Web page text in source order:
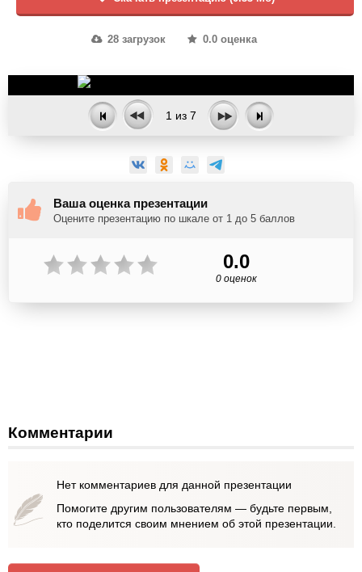
28 загрузок 0.0 оценка
1 из 7
Ваша оценка презентации
Оцените презентацию по шкале от 1 до 5 баллов
0.0
0 оценок
Комментарии
Нет комментариев для данной презентации
Помогите другим пользователям — будьте первым,
кто поделится своим мнением об этой презентации.